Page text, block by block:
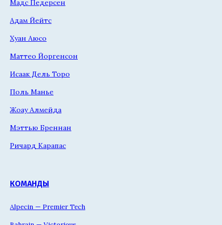
Мадс Педерсен
Адам Йейтс
Хуан Аюсо
Маттео Йоргенсон
Исаак Дель Торо
Поль Манье
Жоау Алмейда
Мэттью Бреннан
Ричард Карапас
КОМАНДЫ
Alpecin — Premier Tech